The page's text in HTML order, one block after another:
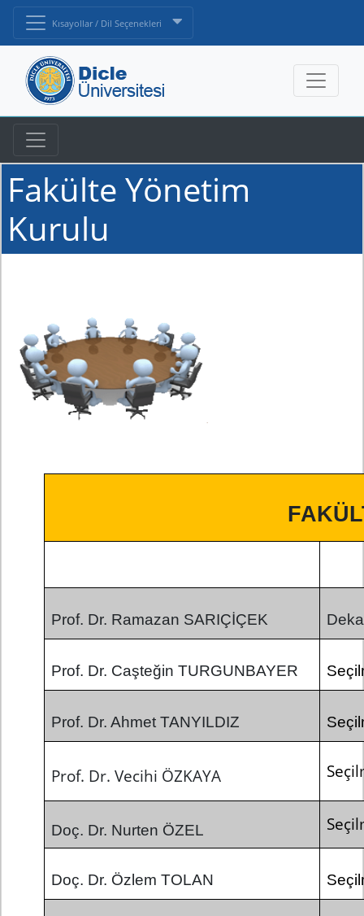
Kısayollar / Dil Seçenekleri
Fakülte Yönetim
Kurulu
Prof. Dr. Ramazan SARIÇİÇEK
Prof. Dr. Caşteğin TURGUNBAYER
Prof. Dr. Ahmet TANYILDIZ
Prof. Dr. Vecihi ÖZKAYA
Doç. Dr. Nurten ÖZEL
Doç. Dr. Özlem TOLAN